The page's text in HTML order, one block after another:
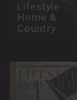
Lifestyle
Home &
Country